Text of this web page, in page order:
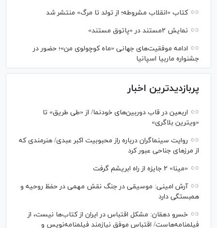
کتاب «انقلاب مشروطه؛ از تولد تا مرگ» منتشر شد
نمایش ۲مستند در «پاتوق مستند»
ادامه موفقیت‌های جهانی «ماه کوچولوی من»؛ حضور در
جشنواره ماربیا اسپانیا
پربازدیدترین اخبار
اربعین در قاب دوربین‌های خودنما/ از «طی طریق» تا
«ویترین بلاگری»
روایت سینماگران درباره راز محبوبیت اکبر عبدی/ هنرمندی که
از مرزهای جناحی عبور کرد
«مینا» ۲ جایزه از راه ابریشم گرفت
آرش امینی: موسیقی در جنگ نقش مهمی در حفظ روحیه و
همبستگی دارد
خسرو دهقان: مشکل اقتباس در ایران از کتاب‌ها نیست، از
فیلمنامه‌هاست/ اقتباس موفق نیازمند فیلمنامه‌نویس و